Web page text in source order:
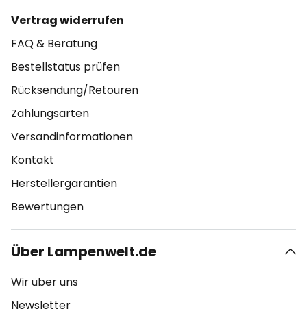
Vertrag widerrufen
FAQ & Beratung
Bestellstatus prüfen
Rücksendung/Retouren
Zahlungsarten
Versandinformationen
Kontakt
Herstellergarantien
Bewertungen
Über Lampenwelt.de
Wir über uns
Newsletter